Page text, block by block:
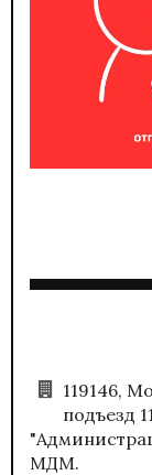
119146,
подъезд
МДМ.